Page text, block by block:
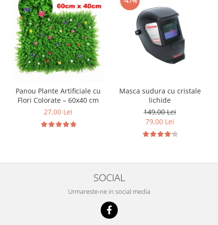
Panou Plante Artificiale cu
Flori Colorate – 60x40 cm
27,00 Lei
Masca sudura cu cristale
lichide
149,00 Lei
79,00 Lei
SOCIAL
Urmareste-ne in social media